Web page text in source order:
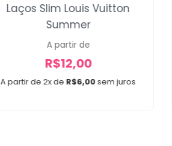
A partir de 2x de R$6,00sem juros
Laços Slim Louis Vuitton
Summer
A partir de
R$12,00